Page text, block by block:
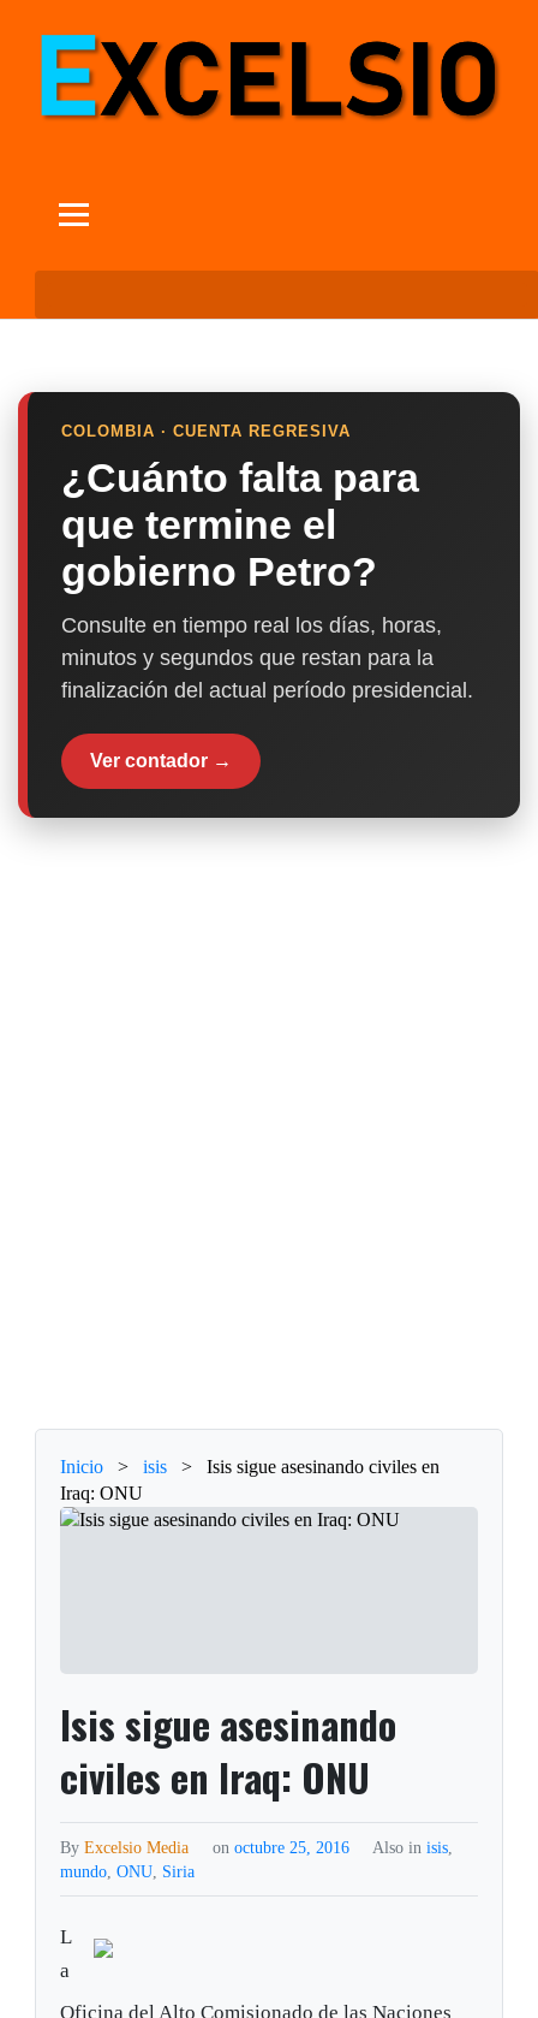
COLOMBIA · CUENTA REGRESIVA
¿Cuánto falta para
que termine el
gobierno Petro?
Consulte en tiempo real los días, horas,
minutos y segundos que restan para la
finalización del actual período presidencial.
Ver contador →
Inicio > isis >
Isis sigue asesinando civiles en
Iraq: ONU
Isis sigue asesinando
civiles en Iraq: ONU
ByExcelsio Media on octubre 25, 2016 Also in isis,
mundo,ONU, Siria
L
a
Oficina del Alto Comisionado de las Naciones